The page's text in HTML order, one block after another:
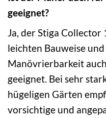
geeignet?
Ja, der Stiga Collector
leichten Bauweise
Manövrierbarkeit
geeignet. Bei sehr
hügeligen Gärten
vorsichtige und